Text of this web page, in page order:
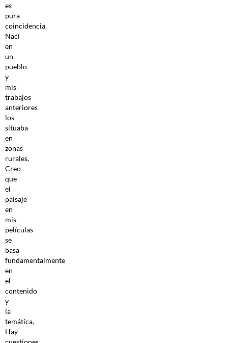
es
pura
coincidencia.
Nací
en
un
pueblo
y
mis
trabajos
anteriores
los
situaba
en
zonas
rurales.
Creo
que
el
paisaje
en
mis
películas
se
basa
fundamentalmente
en
el
contenido
y
la
temática.
Hay